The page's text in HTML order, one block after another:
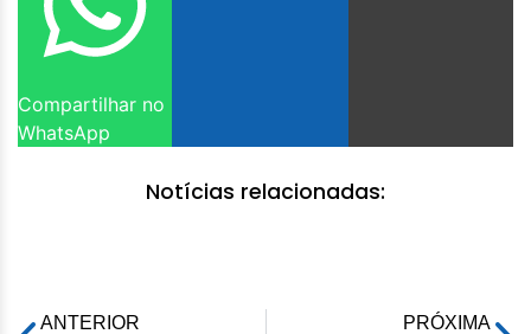
Compartilhar no
WhatsApp
Notícias relacionadas:
ANTERIOR
PRÓXIMA